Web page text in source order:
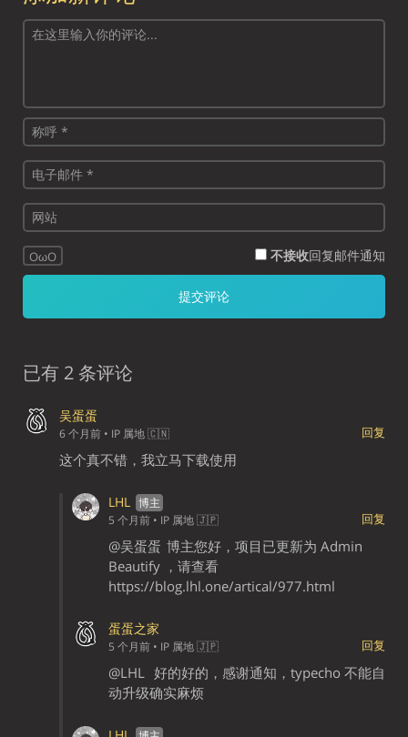
OωO 不接收回复邮件通知
已有 2 条评论
吴蛋蛋
回复
6 个月前 • IP 属地 🇨🇳
这个真不错，我立马下载使用
LHL
回复
5 个月前 • IP 属地 🇯🇵
@吴蛋蛋 博主您好，项目已更新为 Admin
Beautify ，请查看
https://blog.lhl.one/artical/977.html
蛋蛋之家
回复
5 个月前 • IP 属地 🇯🇵
@LHL
好的好的，感谢通知，typecho 不能自
动升级确实麻烦